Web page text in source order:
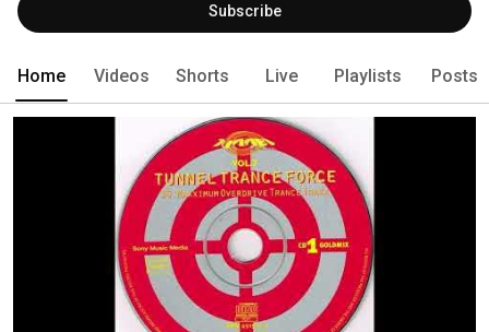
Subscribe
Home Videos Shorts Live Playlists Posts